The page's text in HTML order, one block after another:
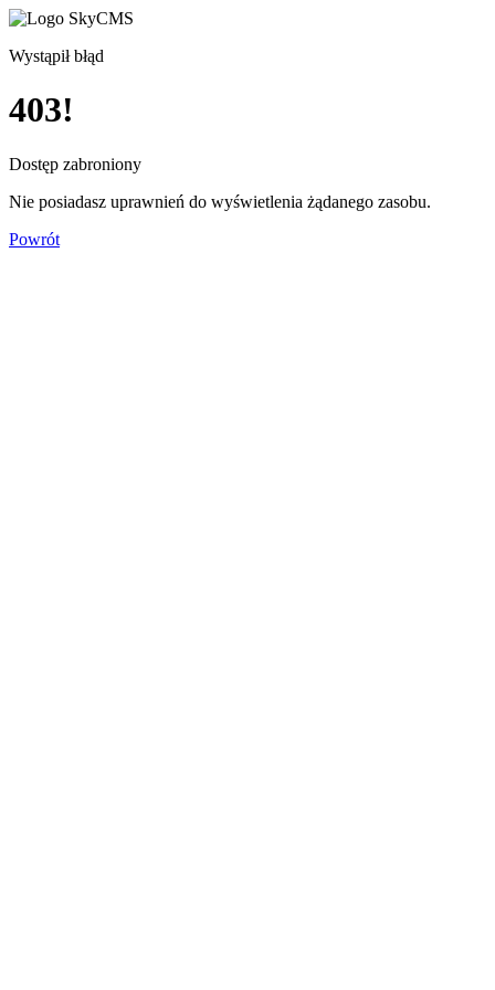
Wystąpił błąd
403!
Dostęp zabroniony
Nie posiadasz uprawnień do wyświetlenia żądanego zasobu.
Powrót